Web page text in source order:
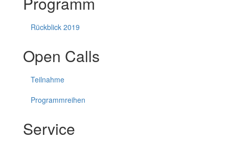
Rückblick 2019
Open Calls
Teilnahme
Programmreihen
Service